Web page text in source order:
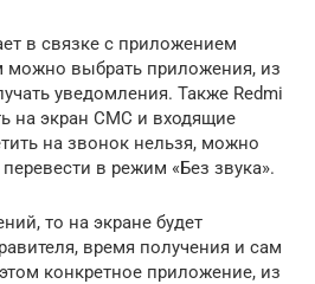
в связке с приложением
можно выбрать приложения, из
уведомления. Также Redmi
на экран СМС и входящие
на звонок нельзя, можно
в режим «Без звука».
то на экране будет
время получения и сам
конкретное приложение, из